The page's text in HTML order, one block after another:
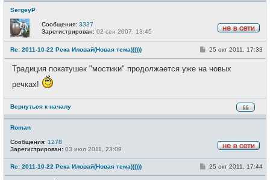
SergeyP
е
в
с
Сообщения: 3337
Зарегистрирован: 02 сен 2007, 13:45
Re: 2011-10-22 Река Иловай(Новая тема))))))
С
б
и
25 окт 2011, 17:33
Традиция покатушек "мостики" продолжается уже на новых
речках!
Вернуться к началу
Roman
в
с
Сообщения: 1278
Зарегистрирован: 03 июл 2011, 23:09
Re: 2011-10-22 Река Иловай(Новая тема))))))
С25 окт 2011, 17:44